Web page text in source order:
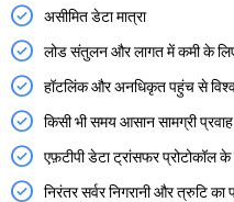
असीमित डेटा मात्रा
लोड संतुलन और लागत में कमी के लिए
हॉटलिंक और अनधिकृत पहुंच से
किसी भी समय आसान सामग्री
एफ़टीपी डेटा ट्रांसफर प्रोटोकॉल
निरंतर सर्वर निगरानी और त्रुटि का